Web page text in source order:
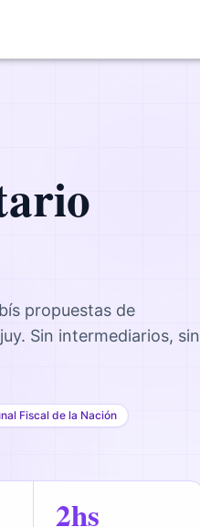
propuestas de
. Sin intermediarios, sin
Fiscal de la Nación
2hs